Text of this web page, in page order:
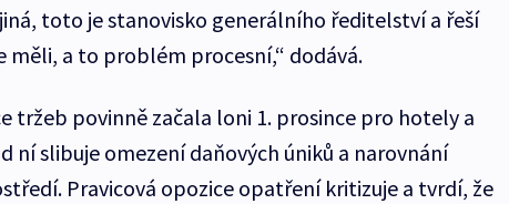
toto je stanovisko generálního ředitelství a řeší
měli, a to problém procesní,“ dodává.
tržeb povinně začala loni 1. prosince pro hotely a
ní slibuje omezení daňových úniků a narovnání
Pravicová opozice opatření kritizuje a tvrdí, že